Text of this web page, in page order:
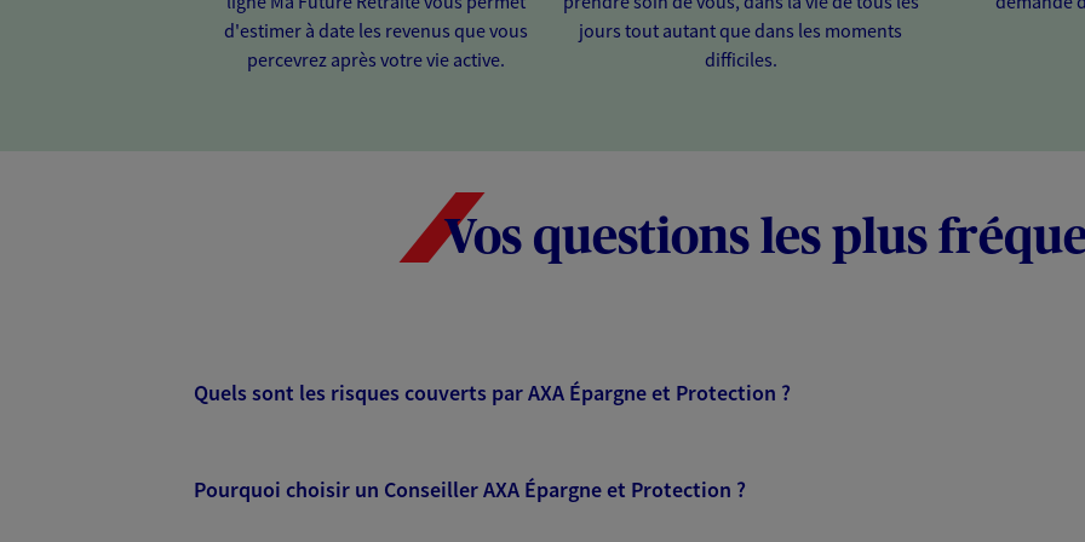
d'estimer à date les revenus que vous
percevrez après votre vie active.
jours tout autant que dans les moments
difficiles.
Vos questions les plus
Quels sont les risques couverts par AXA Épargne et Protection ?
Pourquoi choisir un Conseiller AXA Épargne et Protection ?